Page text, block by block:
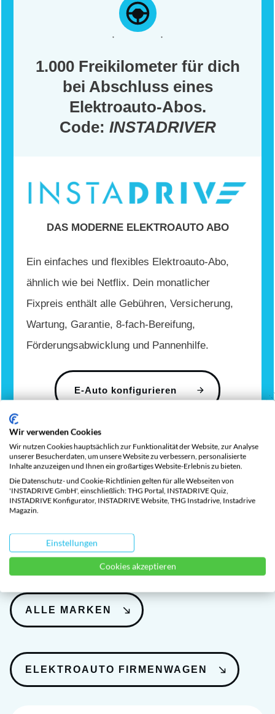
1.000 Freikilometer für dich
bei Abschluss eines
Elektroauto-Abos.
Code: INSTADRIVER
DAS MODERNE ELEKTROAUTO ABO
Ein einfaches und flexibles Elektroauto-Abo,
ähnlich wie bei Netflix. Dein monatlicher
Fixpreis enthält alle Gebühren, Versicherung,
Wartung, Garantie, 8-fach-Bereifung,
Förderungsabwicklung und Pannenhilfe.
E-Auto konfigurieren
Marken
Beliebte Elektro
Marken
ALLE MARKEN
ELEKTROAUTO FIRMENWAGEN
Wir verwenden Cookies
Wir nutzen Cookies hauptsächlich zur Funktionalität der Website, zur Analyse
unserer Besucherdaten, um unsere Website zu verbessern, personalisierte
Inhalte anzuzeigen und Ihnen ein großartiges Website-Erlebnis zu bieten.
Die Datenschutz- und Cookie-Richtlinien gelten für alle Webseiten von
'INSTADRIVE GmbH', einschließlich: THG Portal, INSTADRIVE Quiz,
INSTADRIVE Konfigurator, INSTADRIVE Website, THG Instadrive, Instadrive
Magazin.
Einstellungen
Cookies akzeptieren